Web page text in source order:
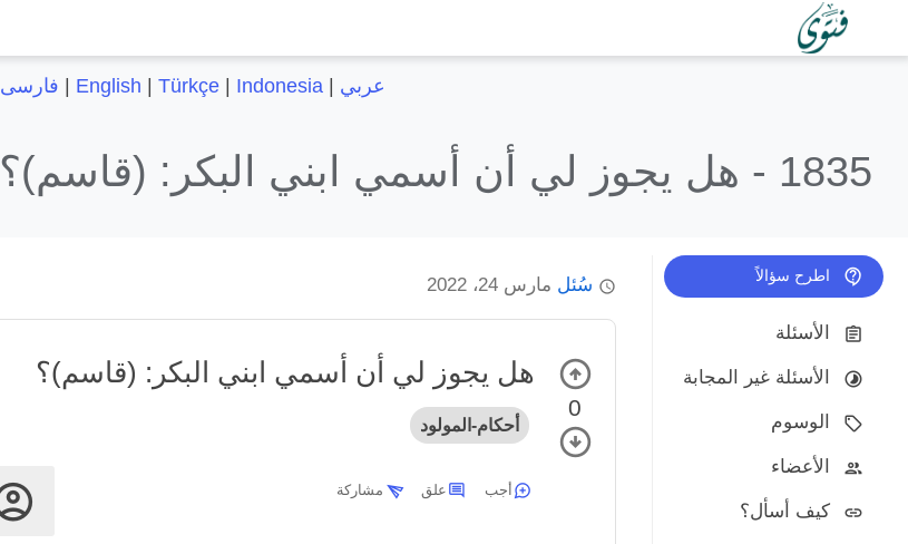
عربي |
English Türkçe| Indonesia فارسی
1835 - هل يجوز لي أن أسمي ابني البكر: (قاسم)؟
اطرح سؤالاً
الأسئلة
الأسئلة غير المجابة
الوسوم
الأعضاء
كيف أسأل؟
سُئل مارس 24، 2022
0
هل يجوز لي أن أسمي ابني البكر: (قاسم)؟
أحكام-المولود
أجب علق مشاركة